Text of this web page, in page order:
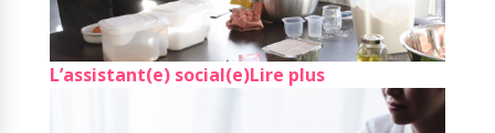
L’assistant(e) social(e)Lire plus